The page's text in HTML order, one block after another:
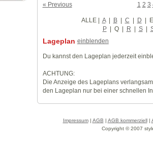
« Previous 1 2 3
ALLE| A | B | C | D |
P | Q | R | S |
Lageplan einblenden
Du kannst den Lageplan jederzeit
ACHTUNG:
Die Anzeige des Lageplans
den Lageplan nur bei einer schnellen
Impressum| AGB | AGB kommerziell|
Copyright © 2007